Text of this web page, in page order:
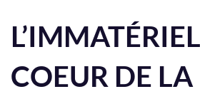
COEUR DE LA